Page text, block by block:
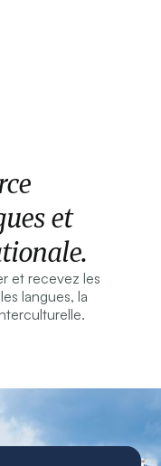
et
et recevez les
langues, la